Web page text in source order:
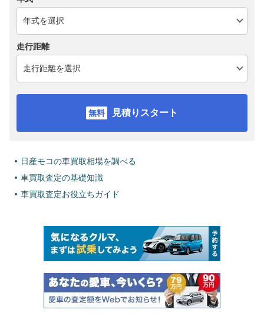
走行距離
見積りスタート
日産モコの車買取相場を調べる
車買取査定の基礎知識
車買取査定お役立ちガイド